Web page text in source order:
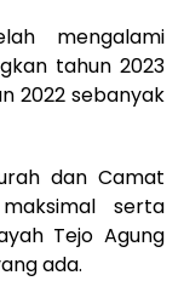
mengalami
tahun 2023
2022 sebanyak
dan Camat
serta
Tejo Agung
ada.